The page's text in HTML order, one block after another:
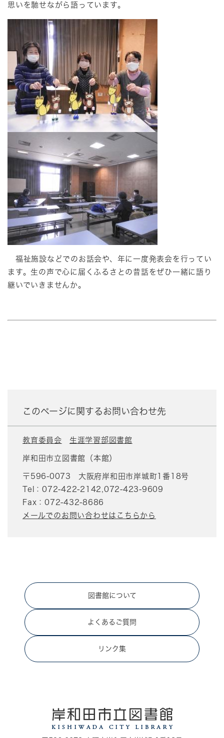
思いを馳せながら語っています。
福祉施設などでのお話会や、年に一度発表会を行ってい
ます。生の声で心に届くふるさとの昔話をぜひ一緒に語り
継いでいきませんか。
このページに関するお問い合わせ先
教育委員会 生涯学習部図書館
岸和田市立図書館（本館）
〒596-0073
大阪府岸和田市岸城町1番18号
Tel：072-422-2142,072-423-9609
Fax：072-432-8686
メールでのお問い合わせはこちらから
図書館について
よくあるご質問
リンク集